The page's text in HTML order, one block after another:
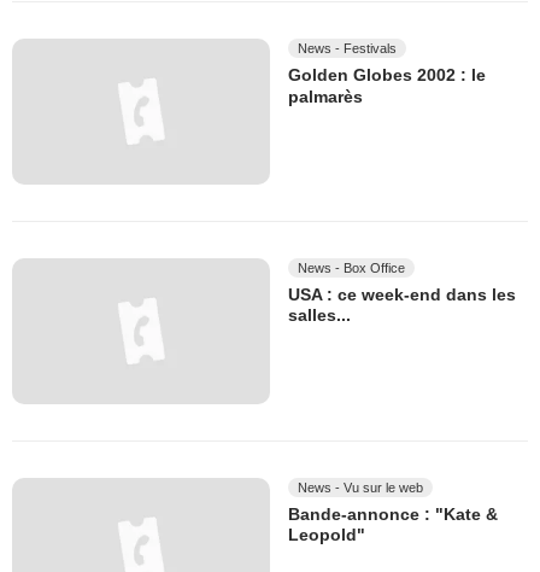
News - Festivals
Golden Globes 2002 : le
palmarès
News - Box Office
USA : ce week-end dans les
salles...
News - Vu sur le web
Bande-annonce : "Kate &
Leopold"